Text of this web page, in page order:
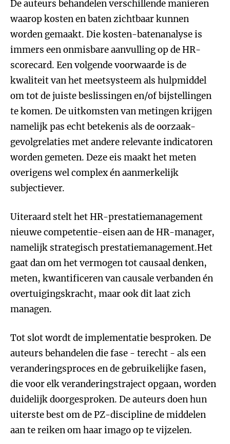
De auteurs behandelen verschillende manieren
waarop kosten en baten zichtbaar kunnen
worden gemaakt. Die kosten-batenanalyse is
immers een onmisbare aanvulling op de HR-
scorecard. Een volgende voorwaarde is de
kwaliteit van het meetsysteem als hulpmiddel
om tot de juiste beslissingen en/of bijstellingen
te komen. De uitkomsten van metingen krijgen
namelijk pas echt betekenis als de oorzaak-
gevolgrelaties met andere relevante indicatoren
worden gemeten. Deze eis maakt het meten
overigens wel complex én aanmerkelijk
subjectiever.
Uiteraard stelt het HR-prestatiemanagement
nieuwe competentie-eisen aan de HR-manager,
namelijk strategisch prestatiemanagement.Het
gaat dan om het vermogen tot causaal denken,
meten, kwantificeren van causale verbanden én
overtuigingskracht, maar ook dit laat zich
managen.
Tot slot wordt de implementatie besproken. De
auteurs behandelen die fase - terecht - als een
veranderingsproces en de gebruikelijke fasen,
die voor elk veranderingstraject opgaan, worden
duidelijk doorgesproken. De auteurs doen hun
uiterste best om de PZ-discipline de middelen
aan te reiken om haar imago op te vijzelen.